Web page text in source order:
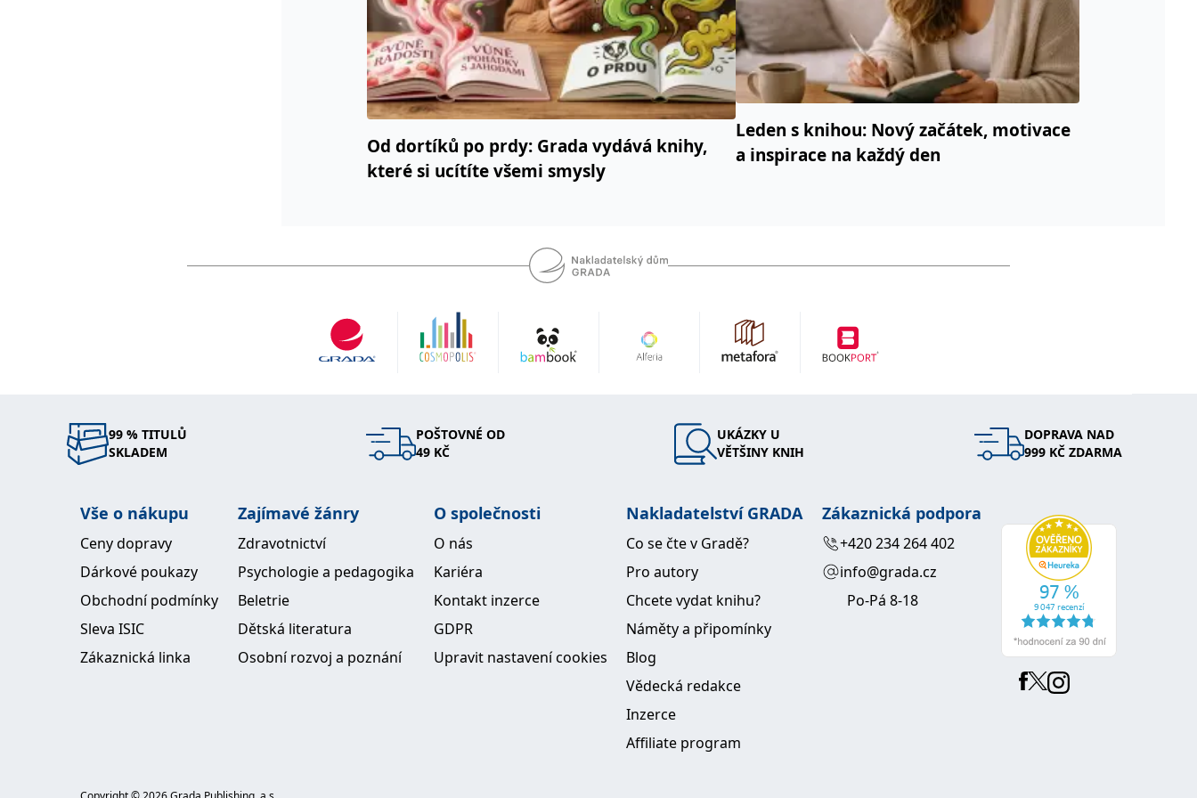
Od dortíků po prdy: Grada vydává knihy,
které si ucítíte všemi smysly
Leden s knihou: Nový začátek, motivace
a inspirace na každý den
99 % TITULŮ
SKLADEM
POŠTOVNÉ OD
49 KČ
UKÁZKY U
VĚTŠINY KNIH
DOPRAVA NAD
999 KČ ZDARMA
Vše o nákupu
Ceny dopravy
Dárkové poukazy
Obchodní podmínky
Sleva ISIC
Zákaznická linka
Zajímavé žánry
Zdravotnictví
Psychologie a pedagogika
Beletrie
Dětská literatura
Osobní rozvoj a poznání
O společnosti
O nás
Kariéra
Kontakt inzerce
GDPR
Upravit nastavení cookies
Nakladatelství GRADA
Co se čte v Gradě?
Pro autory
Chcete vydat knihu?
Náměty a připomínky
Blog
Vědecká redakce
Inzerce
Affiliate program
Zákaznická podpora
+420 234 264 402
info@grada.cz
Po-Pá 8-18